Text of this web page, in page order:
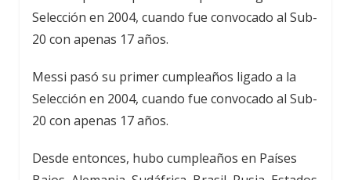
Messi pasó su primer cumpleaños ligado a la
Selección en 2004, cuando fue convocado al Sub-
20 con apenas 17 años.
Desde entonces, hubo cumpleaños en Países